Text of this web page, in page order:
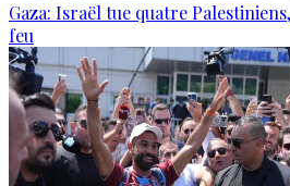
Gaza: Israël tue quatre
feu